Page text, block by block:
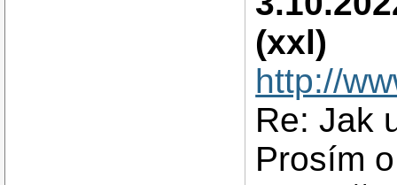
(xxl)
http://
Re: Jak
Prosím